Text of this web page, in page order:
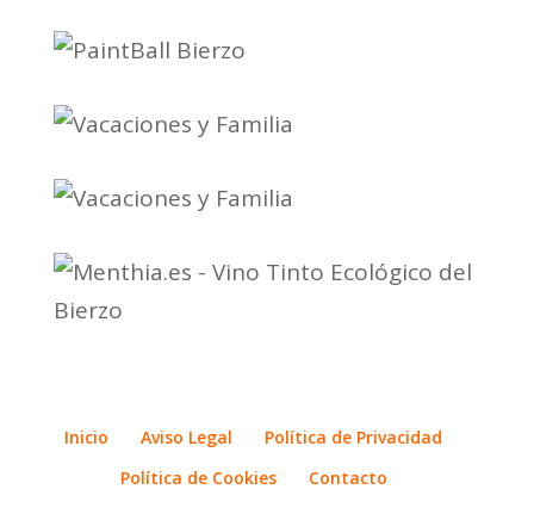
Inicio Aviso Legal
Política de Privacidad
Política de Cookies
Contacto